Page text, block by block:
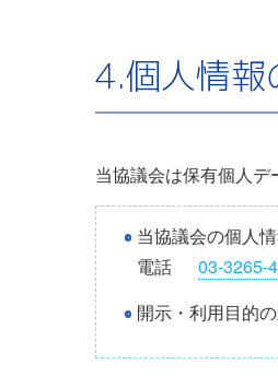
4.個人情報
当協議会は保有個人
当協議会の個人
電話
03-3265-
開示・利用目的